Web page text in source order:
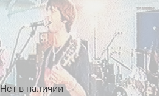
Нет в наличии